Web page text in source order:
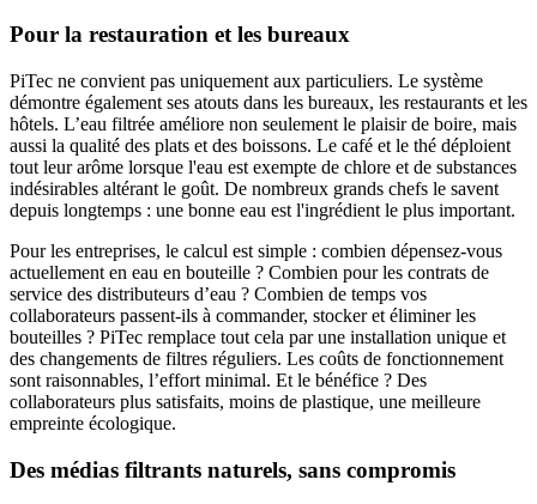
Pour la restauration et les bureaux
PiTec ne convient pas uniquement aux particuliers. Le système
démontre également ses atouts dans les bureaux, les restaurants et les
hôtels. L’eau filtrée améliore non seulement le plaisir de boire, mais
aussi la qualité des plats et des boissons. Le café et le thé déploient
tout leur arôme lorsque l'eau est exempte de chlore et de substances
indésirables altérant le goût. De nombreux grands chefs le savent
depuis longtemps : une bonne eau est l'ingrédient le plus important.
Pour les entreprises, le calcul est simple : combien dépensez-vous
actuellement en eau en bouteille ? Combien pour les contrats de
service des distributeurs d’eau ? Combien de temps vos
collaborateurs passent-ils à commander, stocker et éliminer les
bouteilles ? PiTec remplace tout cela par une installation unique et
des changements de filtres réguliers. Les coûts de fonctionnement
sont raisonnables, l’effort minimal. Et le bénéfice ? Des
collaborateurs plus satisfaits, moins de plastique, une meilleure
empreinte écologique.
Des médias filtrants naturels, sans compromis